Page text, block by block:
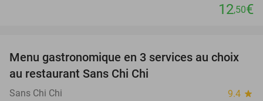
12,50€
38%
Menu gastronomique en 3 services au choix
au restaurant Sans Chi Chi
Sans Chi Chi 9.4 star